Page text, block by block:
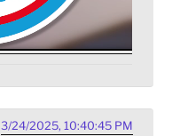
3/24/2025, 10:40:45 PM